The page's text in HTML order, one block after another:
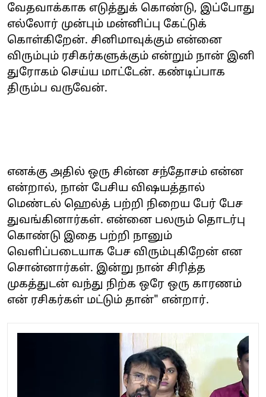
வேதவாக்காக எடுத்துக் கொண்டு, இப்போது
எல்லோர் முன்பும் மன்னிப்பு கேட்டுக்
கொள்கிறேன். சினிமாவுக்கும் என்னை
விரும்பும் ரசிகர்களுக்கும் என்றும் நான் இனி
துரோகம் செய்ய மாட்டேன். கண்டிப்பாக
திரும்ப வருவேன்.
எனக்கு அதில் ஒரு சின்ன சந்தோசம் என்ன
என்றால், நான் பேசிய விஷயத்தால்
மெண்டல் ஹெல்த் பற்றி நிறைய பேர் பேச
துவங்கினார்கள். என்னை பலரும் தொடர்பு
கொண்டு இதை பற்றி நானும்
வெளிப்படையாக பேச விரும்புகிறேன் என
சொன்னார்கள். இன்று நான் சிரித்த
முகத்துடன் வந்து நிற்க ஒரே ஒரு காரணம்
என் ரசிகர்கள் மட்டும் தான்" என்றார்.